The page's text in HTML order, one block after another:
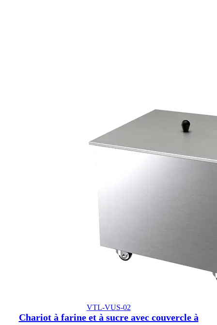
VTL-VUS-02
Chariot à farine et à sucre avec couvercle à